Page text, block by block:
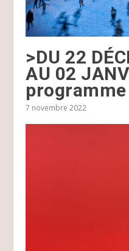
>DU 22
AU 02
7 novembre 2022